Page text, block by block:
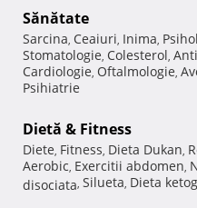
Sănătate
Sarcina, Ceaiuri, Inima,
Stomatologie, Colesterol,
Cardiologie, Oftalmologie,
Psihiatrie
Dietă & Fitness
Diete, Fitness, Dieta Dukan,
Aerobic, Exercitii abdomen,
disociata, Silueta, Dieta